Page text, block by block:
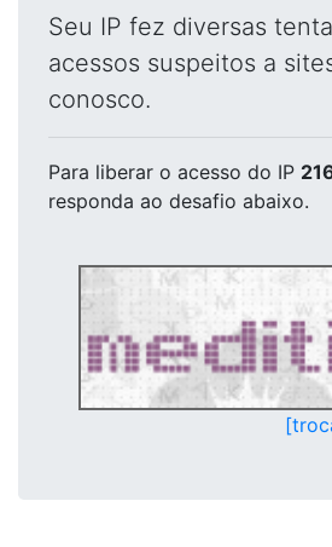
Seu IP fez diversas
acessos suspeitos a
conosco.
Para liberar o acesso do IP
responda ao desafio abaixo.